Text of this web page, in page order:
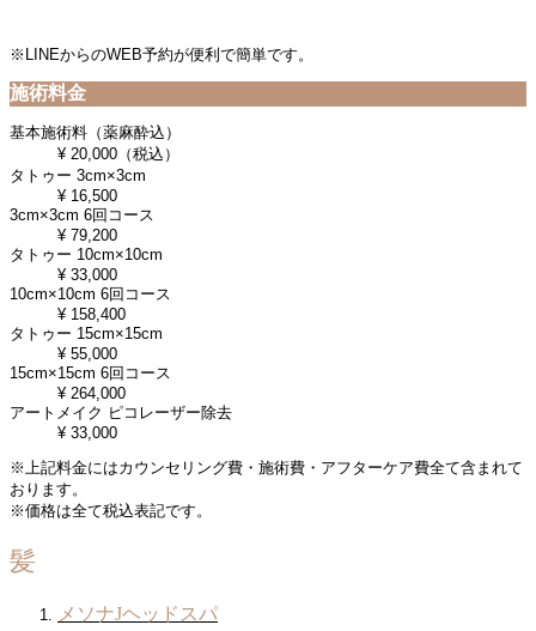
※LINEからのWEB予約が便利で簡単です。
施術料金
基本施術料（薬麻酔込）
¥ 20,000（税込）
タトゥー 3cm×3cm
¥ 16,500
3cm×3cm 6回コース
¥ 79,200
タトゥー 10cm×10cm
¥ 33,000
10cm×10cm 6回コース
¥ 158,400
タトゥー 15cm×15cm
¥ 55,000
15cm×15cm 6回コース
¥ 264,000
アートメイク ピコレーザー除去
¥ 33,000
※上記料金にはカウンセリング費・施術費・アフターケア費全て含まれて
おります。
※価格は全て税込表記です。
髪
メソナJヘッドスパ